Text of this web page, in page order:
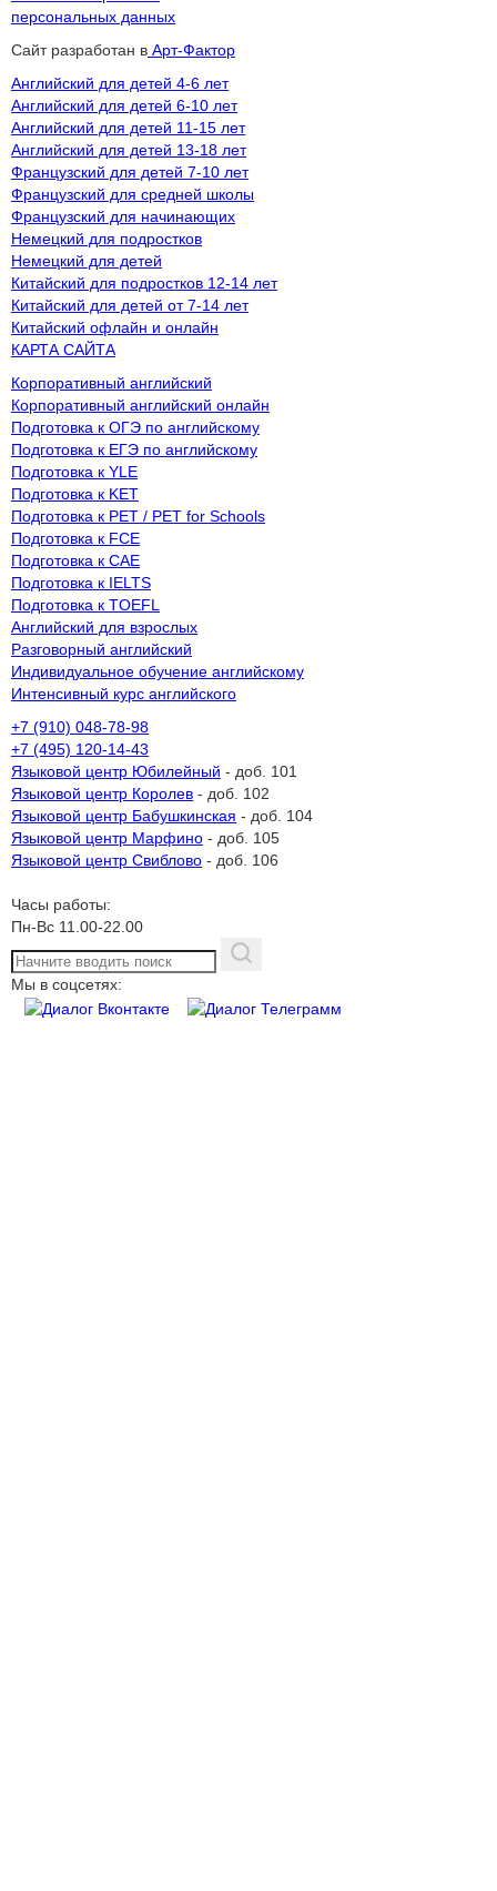
персональных данных
Сайт разработан в Арт-Фактор
Английский для детей 4-6 лет
Английский для детей 6-10 лет
Английский для детей 11-15 лет
Английский для детей 13-18 лет
Французский для детей 7-10 лет
Французский для средней школы
Французский для начинающих
Немецкий для подростков
Немецкий для детей
Китайский для подростков 12-14 лет
Китайский для детей от 7-14 лет
Китайский офлайн и онлайн
КАРТА САЙТА
Корпоративный английский
Корпоративный английский онлайн
Подготовка к ОГЭ по английскому
Подготовка к ЕГЭ по английскому
Подготовка к YLE
Подготовка к KET
Подготовка к PET / PET for Schools
Подготовка к FCE
Подготовка к CAE
Подготовка к IELTS
Подготовка к TOEFL
Английский для взрослых
Разговорный английский
Индивидуальное обучение английскому
Интенсивный курс английского
+7 (910) 048-78-98
+7 (495) 120-14-43
Языковой центр Юбилейный - доб. 101
Языковой центр Королев - доб. 102
Языковой центр Бабушкинская - доб. 104
Языковой центр Марфино - доб. 105
Языковой центр Свиблово - доб. 106
Часы работы:
Пн-Вс 11.00-22.00
Мы в соцсетях: